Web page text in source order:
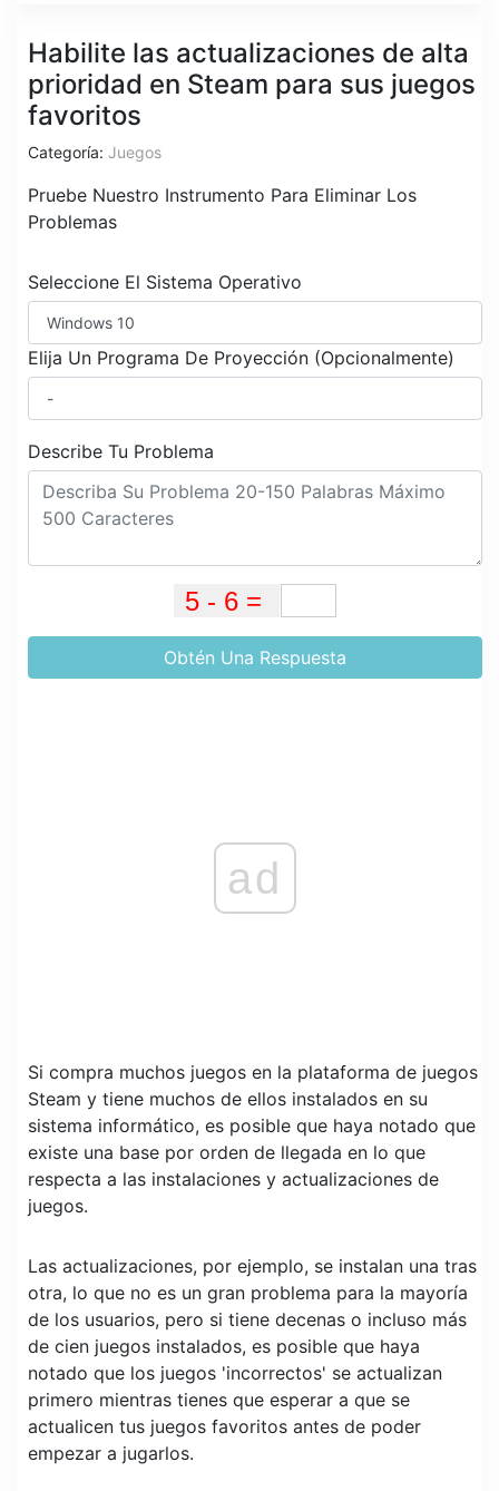
Habilite las actualizaciones de alta
prioridad en Steam para sus juegos
favoritos
Categoría: Juegos
Pruebe Nuestro Instrumento Para Eliminar Los
Problemas
Seleccione El Sistema Operativo
Elija Un Programa De Proyección (Opcionalmente)
Describe Tu Problema
Obtén Una Respuesta
ad
Si compra muchos juegos en la plataforma de juegos
Steam y tiene muchos de ellos instalados en su
sistema informático, es posible que haya notado que
existe una base por orden de llegada en lo que
respecta a las instalaciones y actualizaciones de
juegos.
Las actualizaciones, por ejemplo, se instalan una tras
otra, lo que no es un gran problema para la mayoría
de los usuarios, pero si tiene decenas o incluso más
de cien juegos instalados, es posible que haya
notado que los juegos 'incorrectos' se actualizan
primero mientras tienes que esperar a que se
actualicen tus juegos favoritos antes de poder
empezar a jugarlos.